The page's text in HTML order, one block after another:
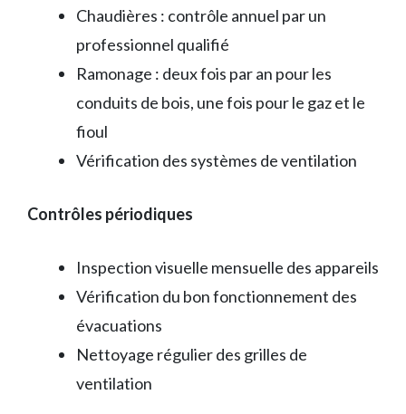
Chaudières : contrôle annuel par un
professionnel qualifié
Ramonage : deux fois par an pour les
conduits de bois, une fois pour le gaz et le
fioul
Vérification des systèmes de ventilation
Contrôles périodiques
Inspection visuelle mensuelle des appareils
Vérification du bon fonctionnement des
évacuations
Nettoyage régulier des grilles de
ventilation